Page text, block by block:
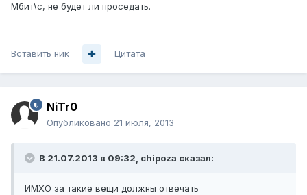
Мбит\с, не будет ли проседать.
Вставить ник Цитата
NiTr0
Опубликовано 21 июля, 2013
В 21.07.2013 в 09:32, chipoza сказал:
ИМХО за такие вещи должны отвечать